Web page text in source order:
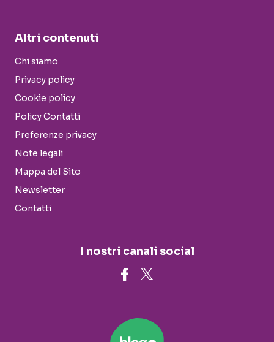
Altri contenuti
Chi siamo
Privacy policy
Cookie policy
Policy Contatti
Preferenze privacy
Note legali
Mappa del Sito
Newsletter
Contatti
I nostri canali social